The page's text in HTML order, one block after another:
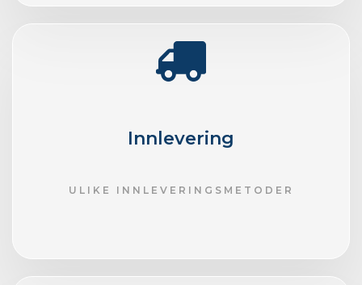
Innlevering
ULIKE INNLEVERINGSMETODER